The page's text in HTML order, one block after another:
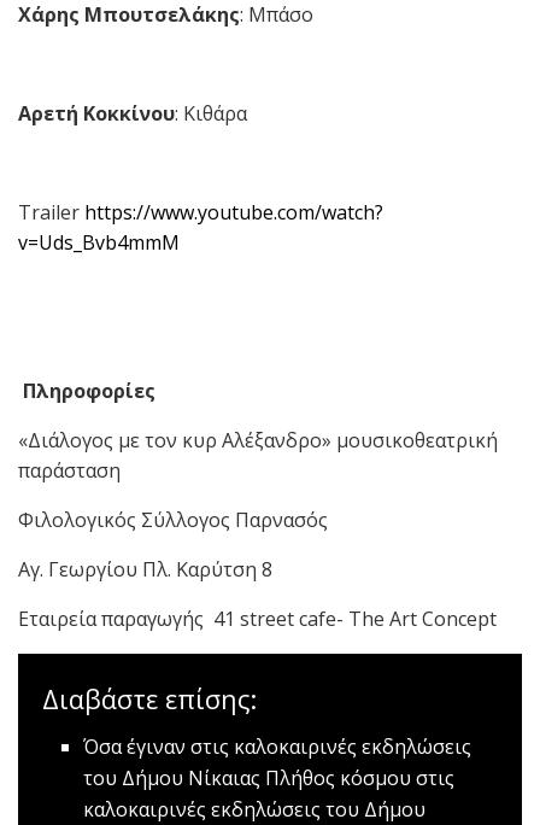
Χάρης Μπουτσελάκης: Μπάσο
Αρετή Κοκκίνου: Κιθάρα
Trailer https://www.youtube.com/watch?
v=Uds_Bvb4mmM
Πληροφορίες
«Διάλογος με τον κυρ Αλέξανδρο» μουσικοθεατρική
παράσταση
Φιλολογικός Σύλλογος Παρνασός
Αγ. Γεωργίου Πλ. Καρύτση 8
Εταιρεία παραγωγής 41 street cafe- The Art Concept
Διαβάστε επίσης:
Όσα έγιναν στις καλοκαιρινές εκδηλώσεις
του Δήμου Νίκαιας Πλήθος κόσμου στις
καλοκαιρινές εκδηλώσεις του Δήμου